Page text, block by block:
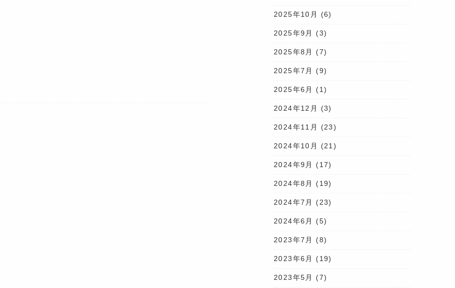
2025年10月 (6)
2025年9月 (3)
2025年8月 (7)
2025年7月 (9)
2025年6月 (1)
2024年12月 (3)
2024年11月 (23)
2024年10月 (21)
2024年9月 (17)
2024年8月 (19)
2024年7月 (23)
2024年6月 (5)
2023年7月 (8)
2023年6月 (19)
2023年5月 (7)